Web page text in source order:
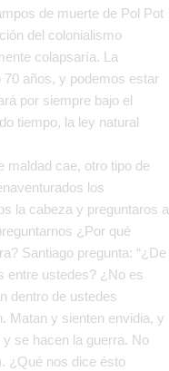
de muerte de Pol Pot
del colonialismo
colapsaría. La
años, y podemos estar
por siempre bajo el
tiempo, la ley natural
maldad cae, otro tipo de
los
la cabeza y preguntaros a
¿Por qué
Santiago pregunta: “¿De
entre ustedes? ¿No es
dentro de ustedes
Matan y sienten envidia, y
y se hacen la guerra. No
¿Qué nos dice ésto